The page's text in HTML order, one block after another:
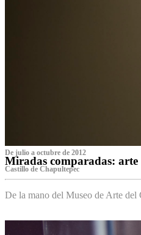
De julio a octubre de 2012
Miradas comparadas:
Castillo de Chapultepec
De la mano del Museo de Arte